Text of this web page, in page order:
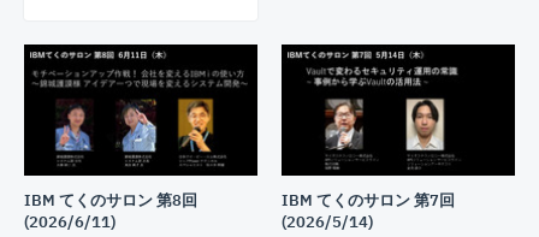
IBM てくのサロン 第8回
(2026/6/11)
IBM てくのサロン 第7回
(2026/5/14)